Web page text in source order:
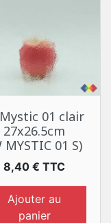
01 clair
27x26.5cm
MYSTIC 01 S)
Prix
8,40 € TTC
Ajouter au
panier